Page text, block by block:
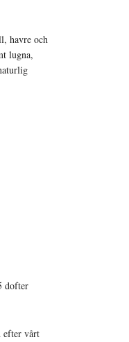
havre och
lugna,
dofter
efter vårt